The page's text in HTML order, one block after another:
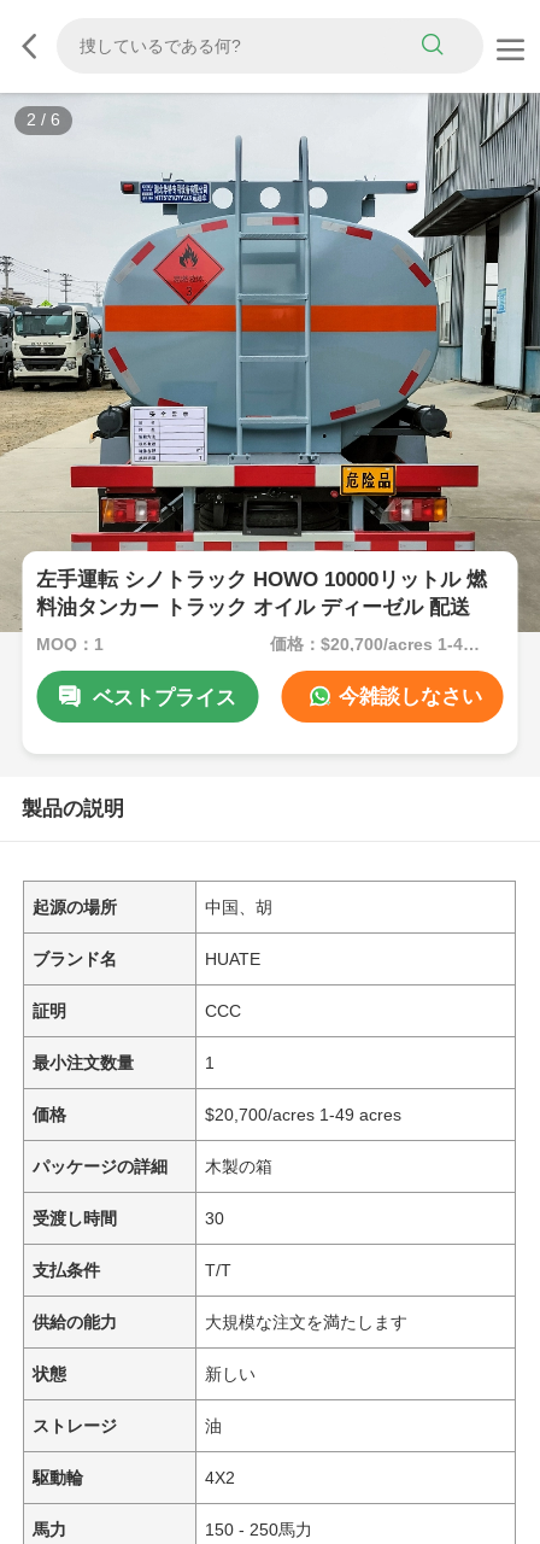
3 / 6
左手運転 シノトラック HOWO 10000リットル 燃
料油タンカー トラック オイル ディーゼル 配送
MOQ：1 価格：$20,700/acres 1-49 acres
ベストプライス 今雑談しなさい
製品の説明
起源の場所 中国、胡
ブランド名 HUATE
証明 CCC
最小注文数量 1
価格 $20,700/acres 1-49 acres
パッケージの詳細 木製の箱
受渡し時間 30
支払条件 T/T
供給の能力 大規模な注文を満たします
状態 新しい
ストレージ 油
駆動輪 4X2
馬力 150 - 250馬力